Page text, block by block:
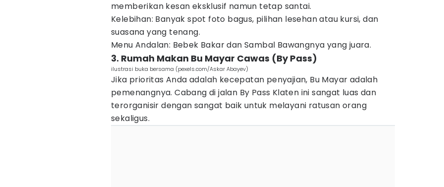
memberikan kesan eksklusif namun tetap santai.
Kelebihan: Banyak spot foto bagus, pilihan lesehan atau kursi, dan
suasana yang tenang.
Menu Andalan: Bebek Bakar dan Sambal Bawangnya yang juara.
3. Rumah Makan Bu Mayar Cawas (By Pass)
ilustrasi buka bersama (pexels.com/Askar Abayev)
Jika prioritas Anda adalah kecepatan penyajian, Bu Mayar adalah
pemenangnya. Cabang di jalan By Pass Klaten ini sangat luas dan
terorganisir dengan sangat baik untuk melayani ratusan orang
sekaligus.